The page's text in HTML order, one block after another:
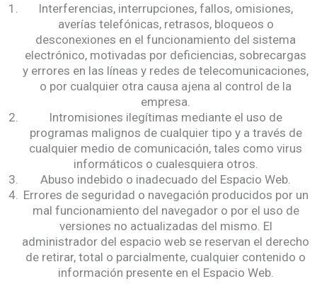
Interferencias, interrupciones, fallos, omisiones,
averías telefónicas, retrasos, bloqueos o
desconexiones en el funcionamiento del sistema
electrónico, motivadas por deficiencias, sobrecargas
y errores en las líneas y redes de telecomunicaciones,
o por cualquier otra causa ajena al control de la
empresa.
Intromisiones ilegítimas mediante el uso de
programas malignos de cualquier tipo y a través de
cualquier medio de comunicación, tales como virus
informáticos o cualesquiera otros.
Abuso indebido o inadecuado del Espacio Web.
Errores de seguridad o navegación producidos por un
mal funcionamiento del navegador o por el uso de
versiones no actualizadas del mismo. El
administrador del espacio web se reservan el derecho
de retirar, total o parcialmente, cualquier contenido o
información presente en el Espacio Web.